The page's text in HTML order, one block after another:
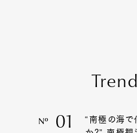
Nº 01
“南極の海で